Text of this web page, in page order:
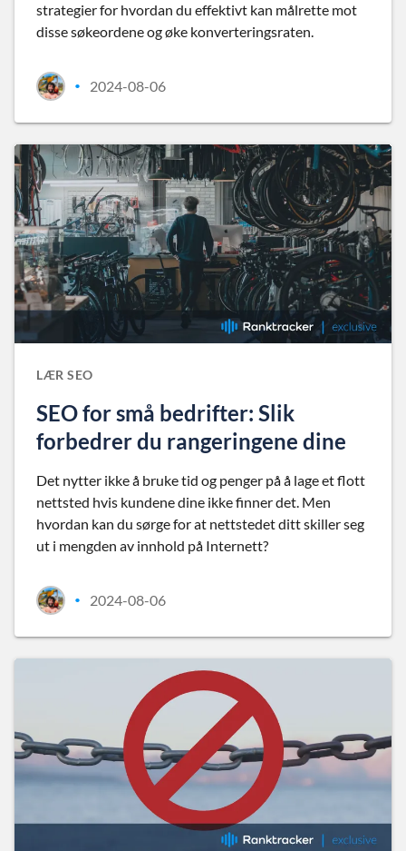
strategier for hvordan du effektivt kan målrette mot
disse søkeordene og øke konverteringsraten.
• 2024-08-06
LÆR SEO
SEO for små bedrifter: Slik
forbedrer du rangeringene dine
Det nytter ikke å bruke tid og penger på å lage et flott
nettsted hvis kundene dine ikke finner det. Men
hvordan kan du sørge for at nettstedet ditt skiller seg
ut i mengden av innhold på Internett?
• 2024-08-06